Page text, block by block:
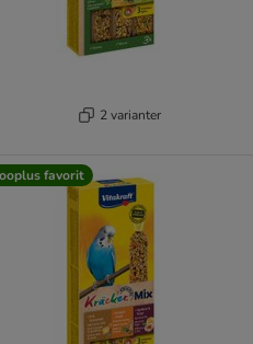
2 varianter
favorit